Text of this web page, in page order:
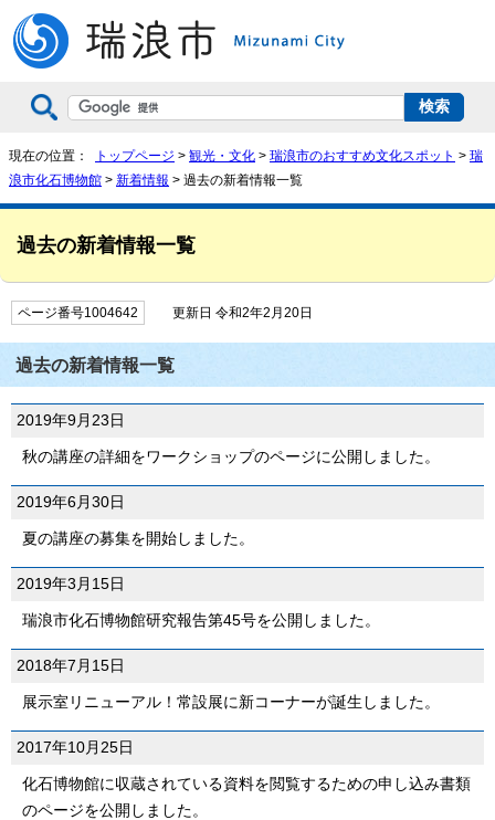
現在の位置： トップページ > 観光・文化 > 瑞浪市のおすすめ文化スポット > 瑞
浪市化石博物館 > 新着情報 > 過去の新着情報一覧
過去の新着情報一覧
ページ番号1004642 更新日 令和2年2月20日
過去の新着情報一覧
2019年9月23日
秋の講座の詳細をワークショップのページに公開しました。
2019年6月30日
夏の講座の募集を開始しました。
2019年3月15日
瑞浪市化石博物館研究報告第45号を公開しました。
2018年7月15日
展示室リニューアル！常設展に新コーナーが誕生しました。
2017年10月25日
化石博物館に収蔵されている資料を閲覧するための申し込み書類
のページを公開しました。